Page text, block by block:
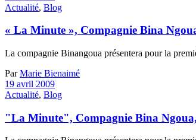
Actualité, Blog
« La Minute », Compagnie Bina
La compagnie Binangoua présentera pour la
ParMarie Bienaimé
19 avril 2009
Actualité, Blog
"La Minute", Compagnie Bina